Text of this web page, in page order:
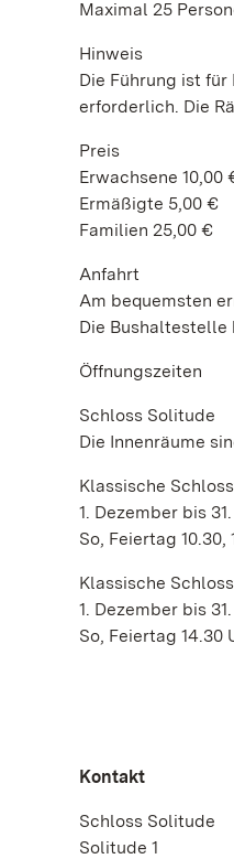
Maximal
Hinweis
Die Führung ist
erforderlich. Die
Preis
Erwachsene 10,00
Ermäßigte 5,00 €
Familien 25,00 €
Anfahrt
Am bequemsten
Die
Öffnungszeiten
Schloss Solitude
Die Innenräume
Klassische
1. Dezember bis
So, Feiertag 10.30,
Klassische
1. Dezember bis
So, Feiertag 14.30
Kontakt
Schloss Solitude
Solitude 1